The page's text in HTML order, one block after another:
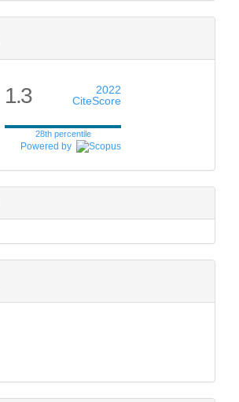
1.3
2022
CiteScore
28th percentile
Powered by